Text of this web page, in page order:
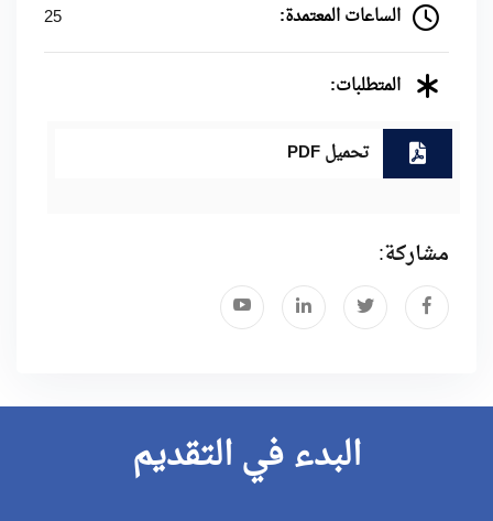
الساعات المعتمدة: 25
المتطلبات:
تحميل PDF
مشاركة:
البدء في التقديم